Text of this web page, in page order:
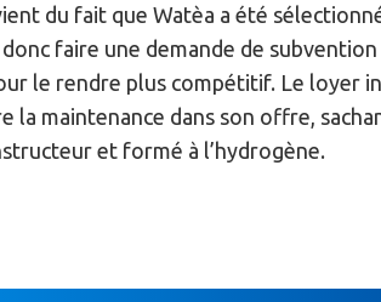
du fait que Watèa a été
faire une demande de
le rendre plus compétitif. Le loyer
la maintenance dans son offre,
et formé à l’hydrogène.